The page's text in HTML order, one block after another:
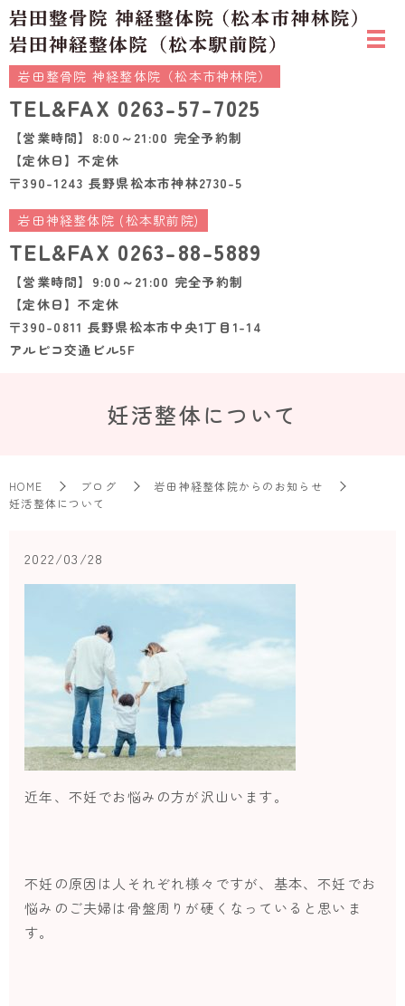
岩田整骨院 神経整体院（松本市神林院）
TEL&FAX 0263-57-7025
【営業時間】8:00～21:00 完全予約制
【定休日】不定休
〒390-1243 長野県松本市神林2730-5
岩田神経整体院 (松本駅前院)
TEL&FAX 0263-88-5889
【営業時間】9:00～21:00 完全予約制
【定休日】不定休
〒390-0811 長野県松本市中央1丁目1-14
アルピコ交通ビル5F
妊活整体について
HOME ブログ
岩田神経整体院からのお知らせ
妊活整体について
2022/03/28
近年、不妊でお悩みの方が沢山います。
不妊の原因は人それぞれ様々ですが、基本、不妊でお
悩みのご夫婦は骨盤周りが硬くなっていると思いま
す。